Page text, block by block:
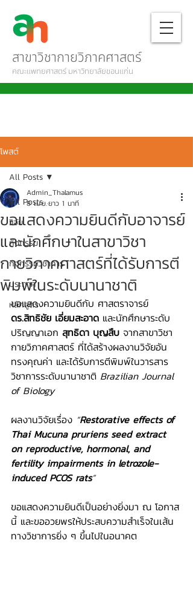
สาขาวิชากายวิภาคศาสตร์
คณะแพทยศาสตร์ มหาวิทยาลัยขอนแก่น
โพสต์
All Posts
วิจัย
กิจกรรม
กิจกรรมวิชาการ
ประกาศ
หลักสูตร
All Posts
ขอแสดงความยินดีกับอาจารย์
และนักศึกษาในสาขาวิชา
กายวิภาคศาสตร์ที่ได้รับการตี
พิมพ์ในระดับนานาชาติ
Admin_Thalamus
8 เม.ย.ยาว 1 นาที
ขอแสดงความยินดีกับ ศาสตราจารย์
ดร.สิทธิชัย เอี่ยมสะอาด และนักศึกษาระดับ
ปริญญาเอก สุทธิดา บุญสืบ จากสาขาวิชา
กายวิภาคศาสตร์ ที่ได้สร้างผลงานวิจัยอัน
ทรงคุณค่า และได้รับการตีพิมพ์ในวารสาร
วิชาการระดับนานาชาติ Brazilian Journal
of Biology
ผลงานวิจัยเรื่อง “Restorative effects of
Thai Mucuna pruriens seed extract
on reproductive, hormonal, and
fertility impairments in letrozole-
induced PCOS rats”
ขอแสดงความยินดีเป็นอย่างยิ่งมา ณ โอกาส
นี้ และขออวยพรให้ประสบความสำเร็จในเส้น
ทางวิชาการยิ่ง ๆ ขึ้นไปในอนาคต